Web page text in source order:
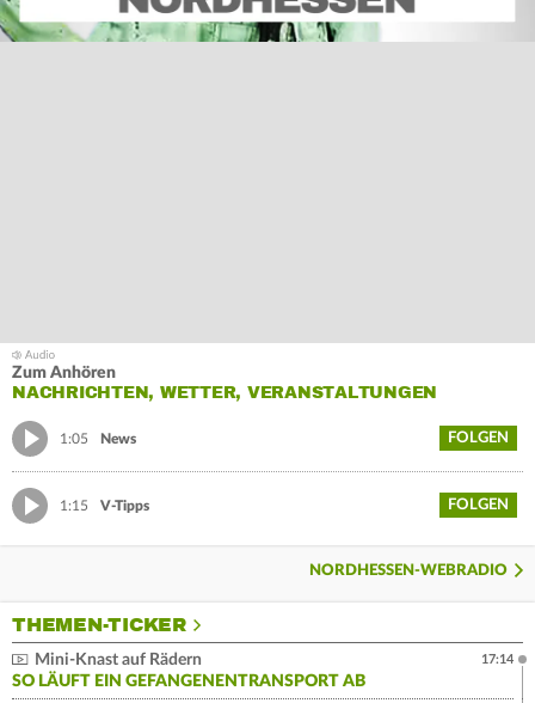
Zum Anhören
NACHRICHTEN, WETTER, VERANSTALTUNGEN
1:05 News FOLGEN
1:15 V-Tipps FOLGEN
NORDHESSEN-WEBRADIO
THEMEN-TICKER
Mini-Knast auf Rädern
SO LÄUFT EIN GEFANGENENTRANSPORT AB
17:14